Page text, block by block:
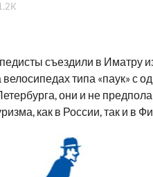
съездили в Иматру
велосипедах типа «паук»
они и не
как в России, так и в